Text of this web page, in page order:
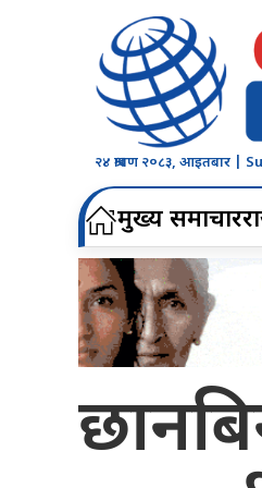
२४ श्रावण २०८३, आइतबार |
मुख्य समाचार